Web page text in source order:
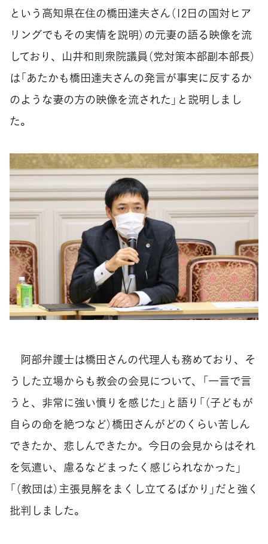
という高知県在住の橋田達夫さん（12日の国対ヒア
リングでもその実情を説明）の元妻の語る映像を流
しており、山井和則衆院議員（党対策本部副本部長）
は「あたかも橋田達夫さんの発言が事実に反するか
のような妻の方の映像を流された」と説明しまし
た。
阿部弁護士は橋田さんの代理人も務めており、そ
うした立場からも教会の会見について、「一言で言
うと、非常に強い憤りを感じた」と語り「（子どもが
自らの命を絶つなど）橋田さんがどのくらい苦しん
できたか、悲しんできたか。今日の会見からはそれ
を気遣い、慮るなどまったく感じられなかった」
「（教団は）主張見解をまくし立てるばかり」だと強く
批判しました。